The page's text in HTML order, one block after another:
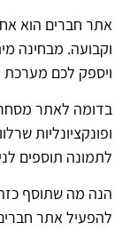
אתר חברים הוא
וקבועה. מבחינה
ויספק לכם מערכת
בדומה לאתר מסחר
ופונקציונליות
לתמונה תוספים
הנה מה שתוסף
להפעיל אתר